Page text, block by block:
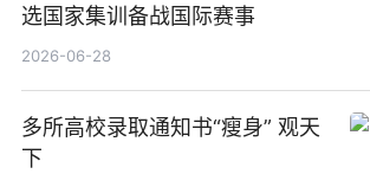
选国家集训备战国际赛事
2026-06-28
多所高校录取通知书“瘦身” 观天
下